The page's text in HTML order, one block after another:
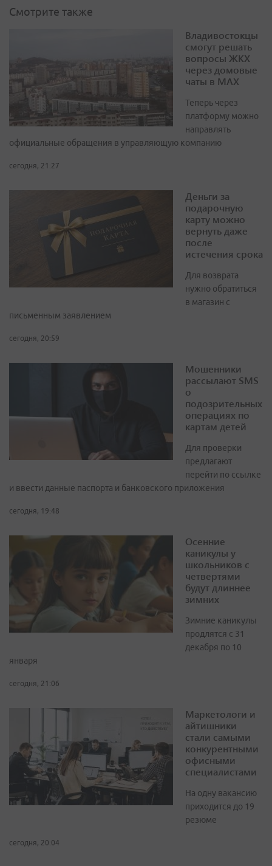
Смотрите также
Владивостокцы
смогут решать
вопросы ЖКХ
через домовые
чаты в МАХ
Теперь через
платформу можно
направлять
официальные обращения в управляющую компанию
сегодня, 21:27
Деньги за
подарочную
карту можно
вернуть даже
после
истечения срока
Для возврата
нужно обратиться
в магазин с
письменным заявлением
сегодня, 20:59
Мошенники
рассылают SMS
о
подозрительных
операциях по
картам детей
Для проверки
предлагают
перейти по ссылке
и ввести данные паспорта и банковского приложения
сегодня, 19:48
Осенние
каникулы у
школьников с
четвертями
будут длиннее
зимних
Зимние каникулы
продлятся с 31
декабря по 10
января
сегодня, 21:06
Маркетологи и
айтишники
стали самыми
конкурентными
офисными
специалистами
На одну вакансию
приходится до 19
резюме
сегодня, 20:04